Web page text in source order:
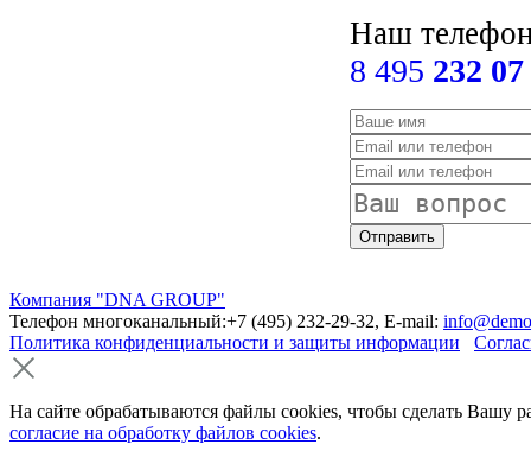
Наш
8 495 232
Компания "DNA GROUP"
Телефон многоканальный:+7 (495) 232-29-32, E-mail:
Политика конфиденциальности и защиты информации
На сайте обрабатываются файлы cookies, чтобы сделать Вашу
согласие на обработку файлов cookies.